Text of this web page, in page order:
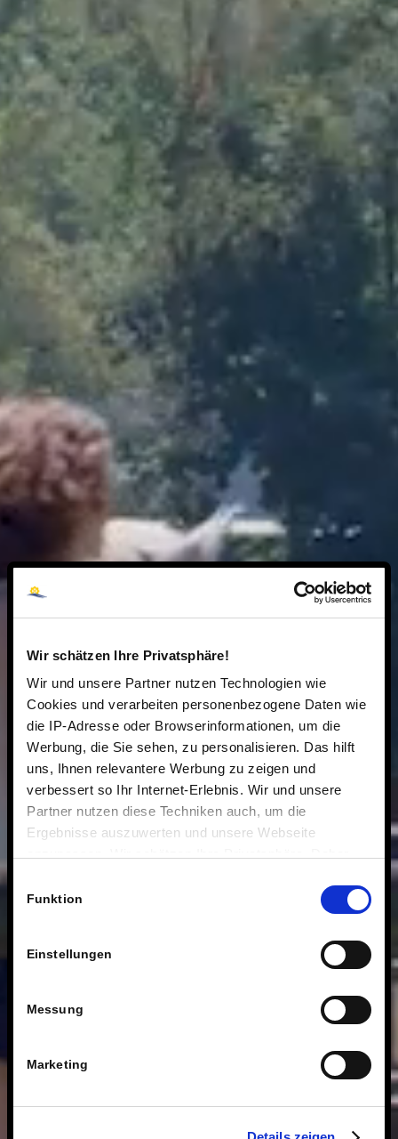
Wir schätzen Ihre Privatsphäre!
Wir und unsere Partner nutzen Technologien wie
Cookies und verarbeiten personenbezogene Daten wie
die IP-Adresse oder Browserinformationen, um die
Werbung, die Sie sehen, zu personalisieren. Das hilft
uns, Ihnen relevantere Werbung zu zeigen und
verbessert so Ihr Internet-Erlebnis. Wir und unsere
Partner nutzen diese Techniken auch, um die
Ergebnisse auszuwerten und unsere Webseite
Technologien.
Funktion
Einstellungen
Messung
Marketing